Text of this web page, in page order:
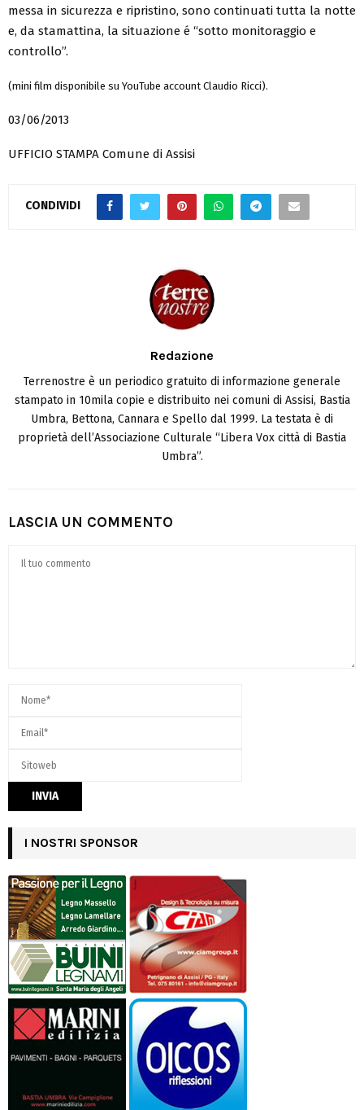
messa in sicurezza e ripristino, sono continuati tutta la notte
e, da stamattina, la situazione é “sotto monitoraggio e
controllo”.
(mini film disponibile su YouTube account Claudio Ricci).
03/06/2013
UFFICIO STAMPA Comune di Assisi
CONDIVIDI
Redazione
Terrenostre è un periodico gratuito di informazione generale
stampato in 10mila copie e distribuito nei comuni di Assisi, Bastia
Umbra, Bettona, Cannara e Spello dal 1999. La testata è di
proprietà dell’Associazione Culturale “Libera Vox città di Bastia
Umbra”.
LASCIA UN COMMENTO
I NOSTRI SPONSOR